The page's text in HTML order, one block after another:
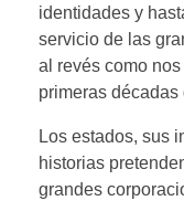
identidades y
servicio de las
al revés como
primeras décadas
Los estados, sus
historias
grandes